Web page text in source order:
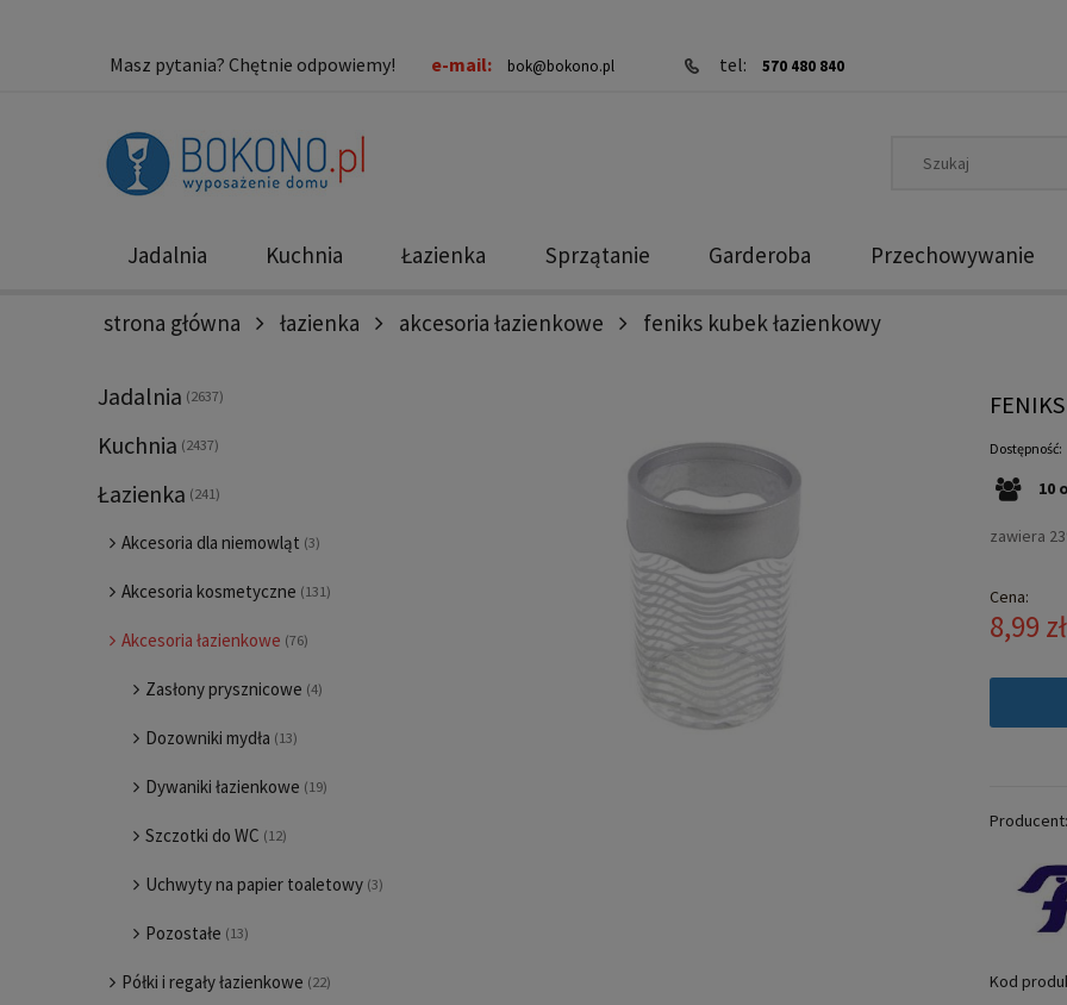
Masz pytania? Chętnie odpowiemy! e-mail: bok@bokono.pl tel: 570 480 840
Jadalnia Kuchnia Łazienka Sprzątanie Garderoba Przechowywanie
Nowości Promocje
strona główna łazienka akcesoria łazienkowe feniks kubek łazienkowy
Jadalnia (2637)
Kuchnia (2437)
Łazienka (241)
Akcesoria dla niemowląt (3)
Akcesoria kosmetyczne (131)
Akcesoria łazienkowe (76)
Zasłony prysznicowe (4)
Dozowniki mydła (13)
Dywaniki łazienkowe (19)
Szczotki do WC (12)
Uchwyty na papier toaletowy (3)
Pozostałe (13)
Półki i regały łazienkowe (22)
Dostępność:
10
zawiera
Cena:
8,99 zł
Producent:
Kod